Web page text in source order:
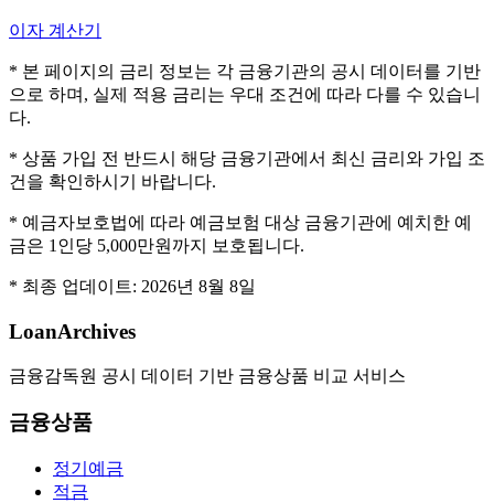
이자 계산기
* 본 페이지의 금리 정보는 각 금융기관의 공시 데이터를 기반
으로 하며, 실제 적용 금리는 우대 조건에 따라 다를 수 있습니
다.
* 상품 가입 전 반드시 해당 금융기관에서 최신 금리와 가입 조
건을 확인하시기 바랍니다.
* 예금자보호법에 따라 예금보험 대상 금융기관에 예치한 예
금은 1인당 5,000만원까지 보호됩니다.
* 최종 업데이트: 2026년 8월 8일
LoanArchives
금융감독원 공시 데이터 기반 금융상품 비교 서비스
금융상품
정기예금
적금